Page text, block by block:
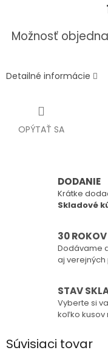
Možnosť
Detailné informácie
OPÝTAŤ SA
DODANIE
Krátke
Skladové
30
Dodávame
aj verejných
STAV
Vyberte si
koľko
Súvisiaci tovar